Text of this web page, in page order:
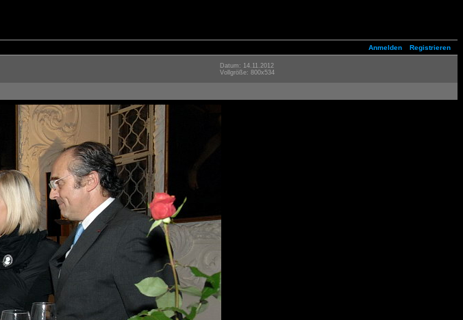
Anmelden Registrieren
Datum: 14.11.2012
Vollgröße: 800x534